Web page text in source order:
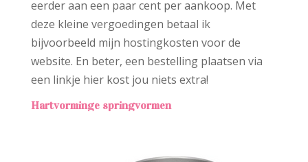
eerder aan een paar cent per aankoop. Met
deze kleine vergoedingen betaal ik
bijvoorbeeld mijn hostingkosten voor de
website. En beter, een bestelling plaatsen via
een linkje hier kost jou niets extra!
Hartvorminge springvormen